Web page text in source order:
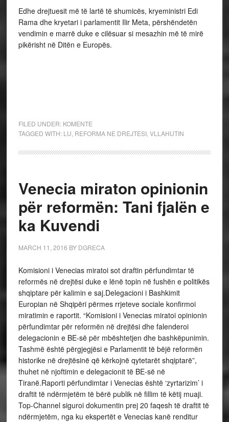
Edhe drejtuesit më të lartë të shumicës, kryeministri Edi
Rama dhe kryetari i parlamentit Ilir Meta, përshëndetën
vendimin e marrë duke e cilësuar si mesazhin më të mirë
pikërisht në Ditën e Europës.
FILED UNDER: KOMENTE
TAGGED WITH: LU REFORMA NE DREJTESI, VLLAHUTIN
Venecia miraton opinionin
për reformën: Tani fjalën e
ka Kuvendi
MARCH 11, 2016 BY DGRECA
Komisioni i Venecias miratoi sot draftin përfundimtar të
reformës në drejtësi duke e lënë topin në fushën e politikës
shqiptare për kalimin e saj.Delegacioni i Bashkimit
Europian në Shqipëri përmes rrjeteve sociale konfirmoi
miratimin e raportit. “Komisioni i Venecias miratoi opinionin
përfundimtar për reformën në drejtësi dhe falenderoi
delegacionin e BE-së për mbështetjen dhe bashkëpunimin.
Tashmë është përgjegjësi e Parlamentit të bëjë reformën
historike në drejtësinë që kërkojnë qytetarët shqiptarë”,
thuhet në njoftimin e delegacionit të BE-së në
Tiranë.Raporti përfundimtar i Venecias është ‘zyrtarizim’ i
draftit të ndërmjetëm të bërë publik në fillim të këtij muaji.
Top-Channel siguroi dokumentin prej 20 faqesh të draftit të
ndërmjetëm, nga ku ekspertët e Venecias kanë renditur